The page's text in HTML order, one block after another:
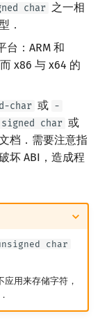
char 之一相
．
台：ARM 和
x86 与 x64 的
char 或 -
signed char 或
档．需要注意指
坏 ABI，造成程
char
应用来存储字符，